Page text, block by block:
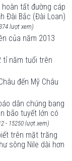
hoàn tất đường cáp
Đài Bắc (Đài Loan)
lượt xem)
của năm 2013
tỉ năm tuổi trên
đến Mỹ Châu
dân chúng bang
bão tuyết lớn có
- 15250 lượt xem)
trên mặt trăng
sông Nile dài hơn